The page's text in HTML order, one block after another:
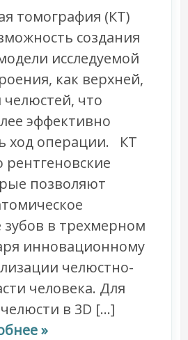
томография (КТ)
создания
исследуемой
как верхней,
что
эффективно
ход операции. КТ
рентгеновские
позволяют
в трехмерном
инновационному
челюстно-
человека. Для
в 3D […]
»